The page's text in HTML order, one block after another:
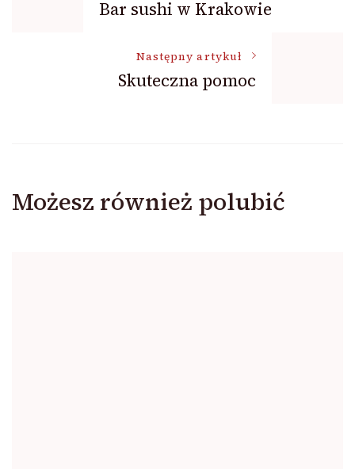
Bar sushi w Krakowie
Następny artykuł
Skuteczna pomoc
Możesz również polubić